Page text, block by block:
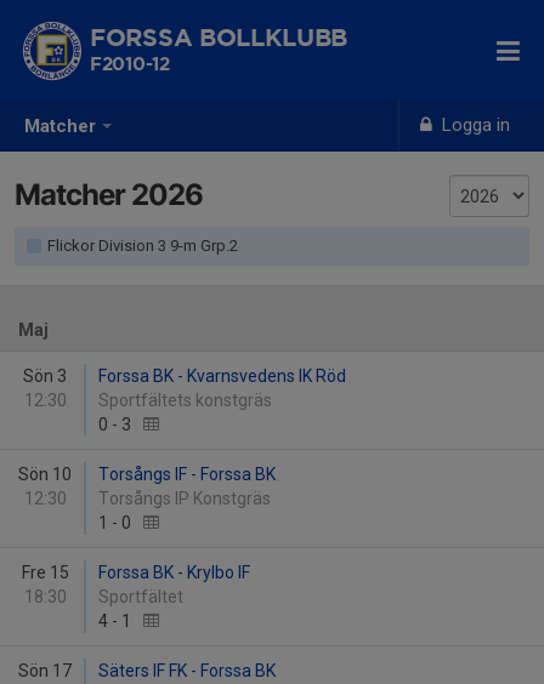
Matcher Logga in
FORSSA BOLLKLUBB
F2010-12
Matcher 2026
Flickor Division 3 9-m Grp.2
Maj
Sön 3
12:30
Forssa BK - Kvarnsvedens IK Röd
Sportfältets konstgräs
0 - 3
Sön 10
12:30
Torsångs IF - Forssa BK
Torsångs IP Konstgräs
1 - 0
Fre 15
18:30
Forssa BK - Krylbo IF
Sportfältet
4 - 1
Sön 17
Säters IF FK - Forssa BK